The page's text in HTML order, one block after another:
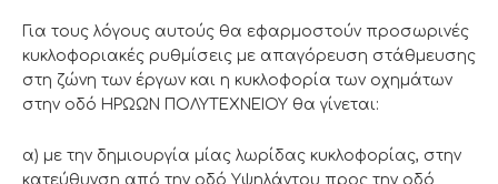
Για τους λόγους αυτούς θα εφαρμοστούν προσωρινές
κυκλοφοριακές ρυθμίσεις με απαγόρευση στάθμευσης
στη ζώνη των έργων και η κυκλοφορία των οχημάτων
στην οδό ΗΡΩΩΝ ΠΟΛΥΤΕΧΝΕΙΟΥ θα γίνεται:
α) με την δημιουργία μίας λωρίδας κυκλοφορίας, στην
κατεύθυνση από την οδό Υψηλάντου προς την οδό